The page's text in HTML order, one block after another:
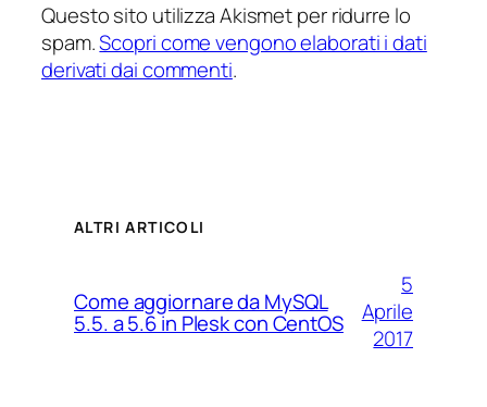
Questo sito utilizza Akismet per ridurre lo
spam.Scopri come vengono elaborati i dati
derivati dai commenti.
ALTRI ARTICOLI
Come aggiornare da MySQL
5.5. a 5.6 in Plesk con CentOS
5
Aprile
2017